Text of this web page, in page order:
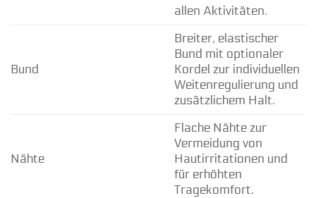
allen Aktivitäten.
Bund
Breiter, elastischer
Bund mit optionaler
Kordel zur individuellen
Weitenregulierung und
zusätzlichem Halt.
Nähte
Flache Nähte zur
Vermeidung von
Hautirritationen und
für erhöhten
Tragekomfort.